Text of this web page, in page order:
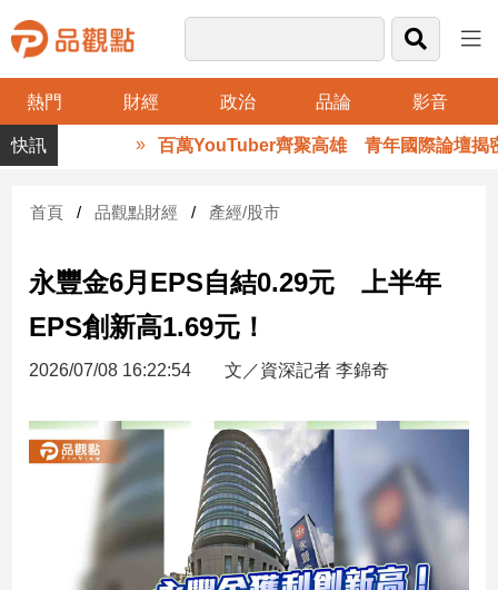
熱門 財經 政治 品論 影音
品
觀
財
台
財
新
產
經/
百萬YouTuber齊聚高雄 青年國際論壇揭密
首頁 品觀點財經 產經/股市
永豐金6月EPS自結0.29元 上半年
EPS創新高1.69元！
2026/07/08 16:22:54 文／資深記者 李錦奇